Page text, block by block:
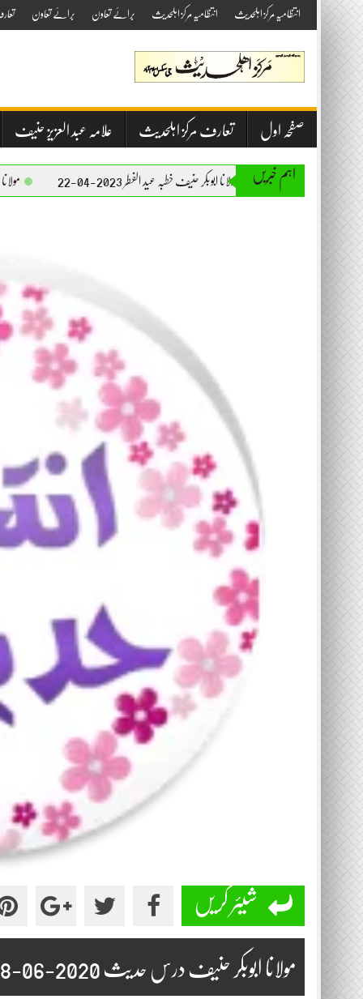
Skip
to
content
انتظامیہ مرکز اہلحدیث انتظامیہ مرکز اہلحدیث برائے تعاون برائے تعاون
صفحہ اول تعارف مرکز اہلحدیث علامہ عبد العزیز حنیف
اہم خبریں
مولانا ابوبکر حنیف خطبہ عید الفطر 2023-04-22 مولانا ابوبکر حنیف خطبہ
شیئر کریں
مولانا ابوبکر حنیف درس حدیث 2020-06-08